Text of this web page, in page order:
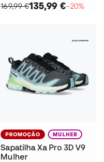
169,99 €135,99 €−20%
PROMOÇÃO MULHER
Sapatilha Xa Pro 3D V9
Mulher